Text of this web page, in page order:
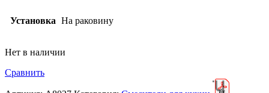
Установка На раковину
Нет в наличии
Сравнить